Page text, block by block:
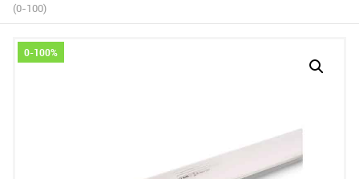
(0-100)
0-100%